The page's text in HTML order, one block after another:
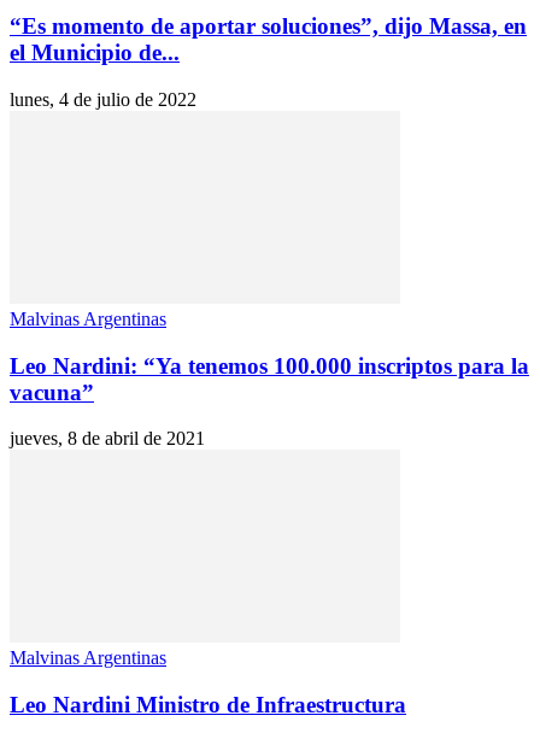
“Es momento de aportar soluciones”, dijo Massa, en
el Municipio de...
lunes, 4 de julio de 2022
Malvinas Argentinas
Leo Nardini: “Ya tenemos 100.000 inscriptos para la
vacuna”
jueves, 8 de abril de 2021
Malvinas Argentinas
Leo Nardini Ministro de Infraestructura